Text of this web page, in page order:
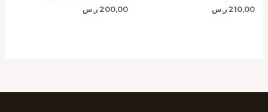
210,00 ر.س 200,00 ر.س